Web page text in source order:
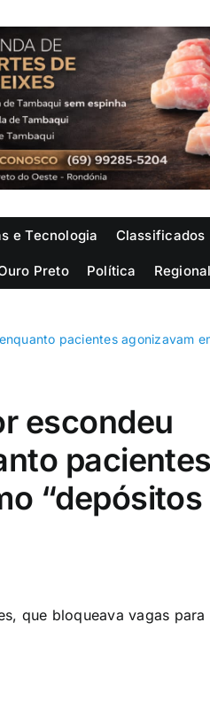
e Tecnologia Classificados
Preto Política Regional
pacientes agonizavam
escondeu
pacientes
“depósitos
que bloqueava vagas para